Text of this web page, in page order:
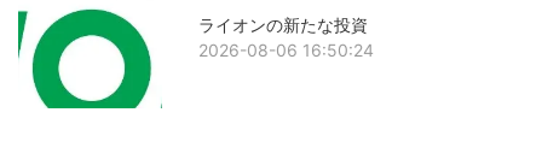
ライオンの新たな投資
2026-08-06 16:50:24